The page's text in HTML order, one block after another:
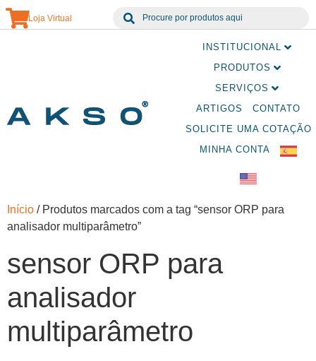
Loja Virtual
INSTITUCIONAL
PRODUTOS
SERVIÇOS
ARTIGOS
CONTATO
SOLICITE UMA COTAÇÃO
MINHA CONTA
Início / Produtos marcados com a tag “sensor ORP para
analisador multiparâmetro”
sensor ORP para
analisador
multiparâmetro